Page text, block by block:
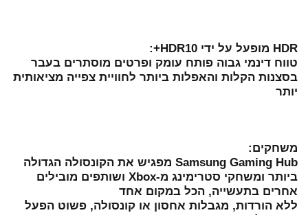
HDR מופעל על ידי HDR10+:
טווח דינמי גבוה פותח עומק ופרטים מוסתרים בעבר
בסצנות הקלות והאפלות ביותר לחוויית צפייה מציאותית
יותר
משחקים:
Samsung Gaming Hub מפגיש את הקונסולה הגדולה
ביותר ומשחקי סטרימינג מ-Xbox ושותפים מובילים
אחרים בתעשייה, הכל במקום אחד
ללא הורדות, מגבלות אחסון או קונסולה, פשוט הפעל